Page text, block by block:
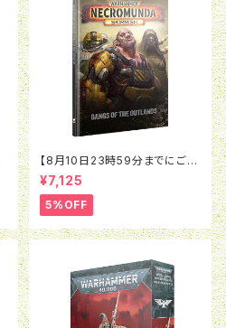
【8月10日23時59分までにご予
約で5％OFF】ネクロムンダ：ア
ウトランドのギャング（英語版）
¥7,125
5%OFF